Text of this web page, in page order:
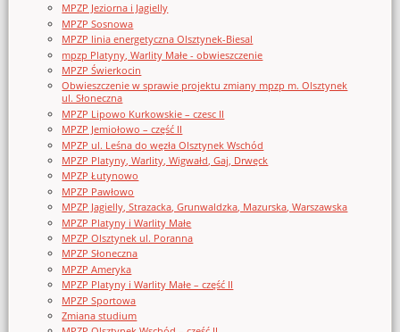
MPZP Jeziorna i Jagielly
MPZP Sosnowa
MPZP linia energetyczna Olsztynek-Biesal
mpzp Platyny, Warlity Małe - obwieszczenie
MPZP Świerkocin
Obwieszczenie w sprawie projektu zmiany mpzp m. Olsztynek
ul. Słoneczna
MPZP Lipowo Kurkowskie – czesc II
MPZP Jemiołowo – część II
MPZP ul. Leśna do węzła Olsztynek Wschód
MPZP Platyny, Warlity, Wigwałd, Gaj, Drwęck
MPZP Łutynowo
MPZP Pawłowo
MPZP Jagielly, Strazacka, Grunwaldzka, Mazurska, Warszawska
MPZP Platyny i Warlity Małe
MPZP Olsztynek ul. Poranna
MPZP Słoneczna
MPZP Ameryka
MPZP Platyny i Warlity Małe – część II
MPZP Sportowa
Zmiana studium